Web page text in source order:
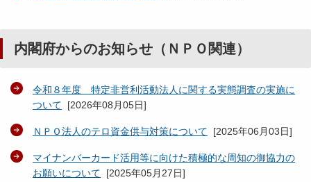
内閣府からのお知らせ（ＮＰＯ関連）
令和８年度 特定非営利活動法人に関する実態調査の実施に
ついて [2026年08月05日]
ＮＰＯ法人のテロ資金供与対策について [2025年06月03日]
マイナンバーカード活用等に向けた積極的な周知の御協力の
お願いについて [2025年05月27日]